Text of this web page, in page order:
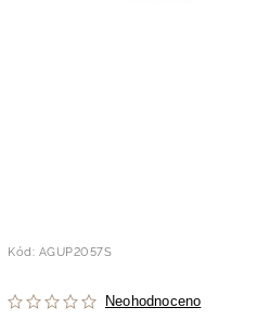
Kód: AGUP2057S
Neohodnoceno